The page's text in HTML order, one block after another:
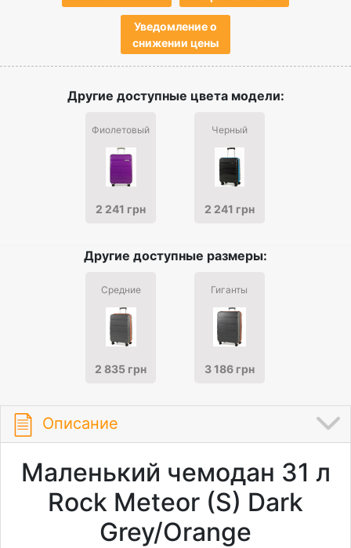
Уведомление о
снижении цены
Другие доступные цвета модели:
Фиолетовый
2 241 грн
Черный
2 241 грн
Другие доступные размеры:
Средние
2 835 грн
Гиганты
3 186 грн
Описание
Маленький чемодан 31 л
Rock Meteor (S) Dark
Grey/Orange